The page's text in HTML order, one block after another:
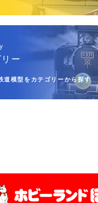
ー
道模型をカテゴリーから探す